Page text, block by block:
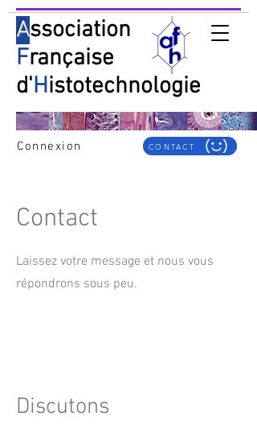
Association
Française
d'Histotechnologie
Connexion CONTACT
Contact
Laissez votre message et nous vous
répondrons sous peu.
Discutons